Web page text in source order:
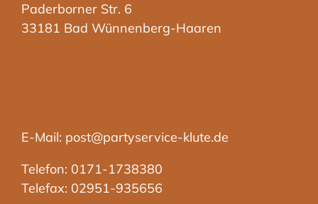
Paderborner Str. 6
33181 Bad Wünnenberg-Haaren
E-Mail: post@partyservice-klute.de
Telefon: 0171-1738380
Telefax: 02951-935656